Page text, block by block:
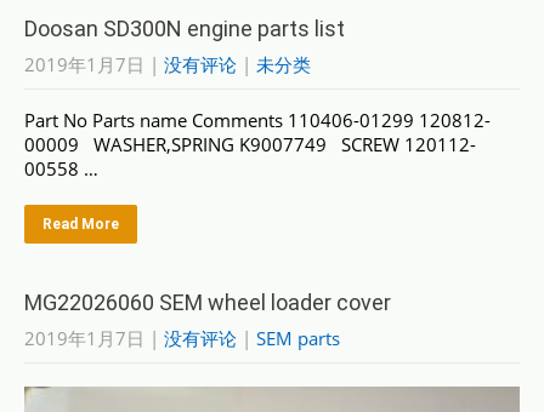
Doosan SD300N engine parts list
2019年1月7日 | 没有评论 | 未分类
Part No Parts name Comments 110406-01299 120812-
00009 WASHER,SPRING K9007749 SCREW 120112-
00558 …
Read More
MG22026060 SEM wheel loader cover
2019年1月7日 | 没有评论 | SEM parts